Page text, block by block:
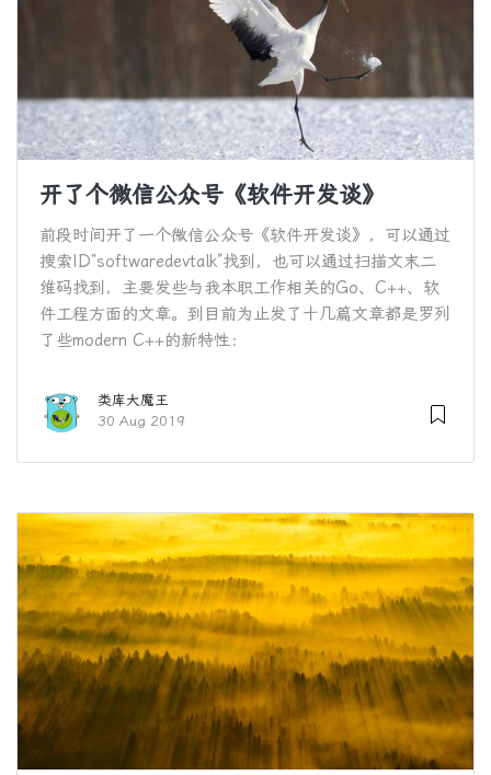
开了个微信公众号《软件开发谈》
前段时间开了一个微信公众号《软件开发谈》，可以通过
搜索ID“softwaredevtalk”找到，也可以通过扫描文末二
维码找到，主要发些与我本职工作相关的Go、C++、软
件工程方面的文章。到目前为止发了十几篇文章都是罗列
了些modern C++的新特性：
类库大魔王
30 Aug 2019